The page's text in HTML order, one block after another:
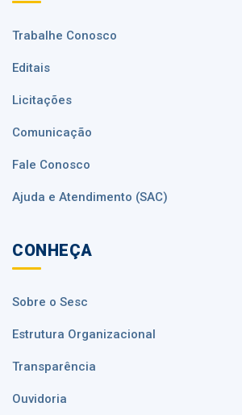
Trabalhe Conosco
Editais
Licitações
Comunicação
Fale Conosco
Ajuda e Atendimento (SAC)
CONHEÇA
Sobre o Sesc
Estrutura Organizacional
Transparência
Ouvidoria